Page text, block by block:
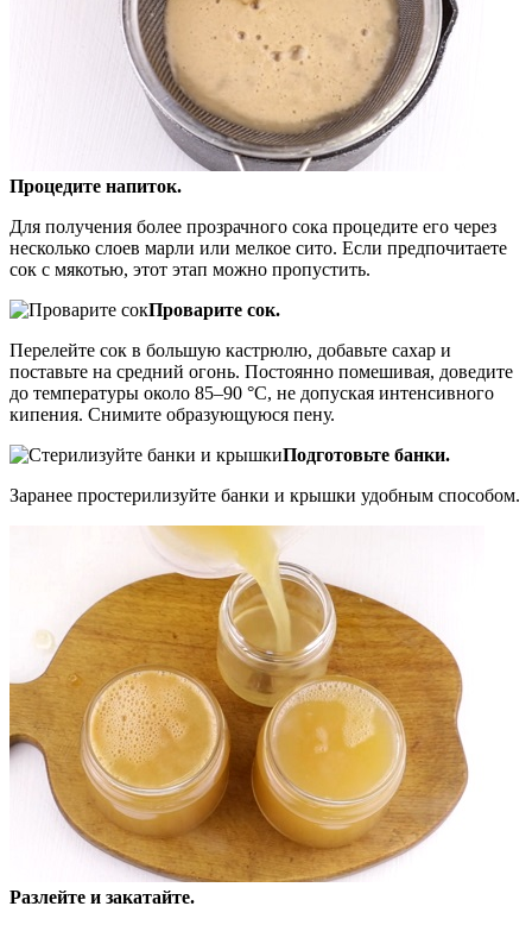
Процедите напиток.
Для получения более прозрачного сока процедите его через
несколько слоев марли или мелкое сито. Если предпочитаете
сок с мякотью, этот этап можно пропустить.
Проварите сок.
Перелейте сок в большую кастрюлю, добавьте сахар и
поставьте на средний огонь. Постоянно помешивая, доведите
до температуры около 85–90 °C, не допуская интенсивного
кипения. Снимите образующуюся пену.
Подготовьте банки.
Заранее простерилизуйте банки и крышки удобным способом.
Разлейте и закатайте.